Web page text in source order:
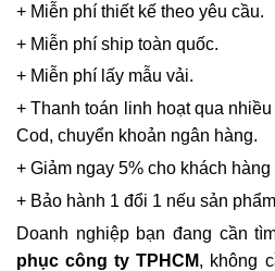
+ Miễn phí thiết kế theo yêu cầu.
+ Miễn phí ship toàn quốc.
+ Miễn phí lấy mẫu vải.
+ Thanh toán linh hoạt qua
Cod, chuyển khoản ngân hàng.
+ Giảm ngay 5% cho khách
+ Bảo hành 1 đổi 1 nếu sản
Doanh nghiệp bạn đang cần
phục công ty TPHCM, không